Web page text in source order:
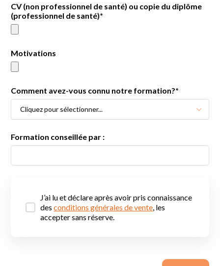
CV (non professionnel de santé) ou copie du diplôme
(professionnel de santé)*
Motivations
Comment avez-vous connu notre formation?*
Cliquez pour sélectionner...
Formation conseillée par :
J’ai lu et déclare après avoir pris connaissance
desconditions générales de vente, les
accepter sans réserve.